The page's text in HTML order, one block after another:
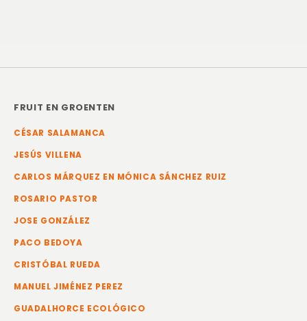
FRUIT EN GROENTEN
CÉSAR SALAMANCA
JESÚS VILLENA
CARLOS MÁRQUEZ EN MÓNICA SÁNCHEZ RUIZ
ROSARIO PASTOR
JOSE GONZÁLEZ
PACO BEDOYA
CRISTÓBAL RUEDA
MANUEL JIMÉNEZ PEREZ
GUADALHORCE ECOLÓGICO